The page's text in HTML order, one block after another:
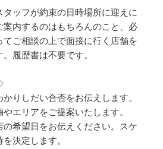
ッフが約束の日時場所に迎えに
案内するのはもちろんのこと、必
ご相談の上で面接に行く店舗を
履歴書は不要です。
りしだい合否をお伝えします。
エリアをご提案いたします。
希望日をお伝えください。スケ
決定します。